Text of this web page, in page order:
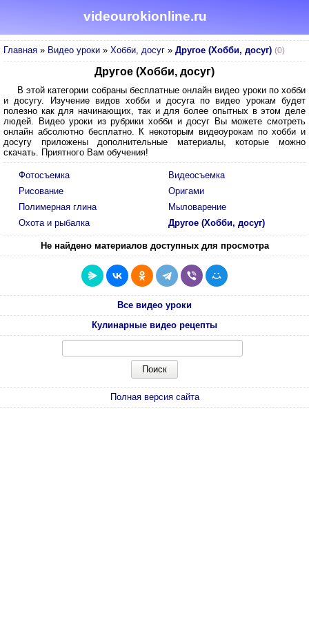
videourokionline.ru
Главная » Видео уроки » Хобби, досуг » Другое (Хобби, досуг) (0)
Другое (Хобби, досуг)
В этой категории собраны бесплатные онлайн видео уроки по хобби
и досугу. Изучение видов хобби и досуга по видео урокам будет
полезно как для начинающих, так и для более опытных в этом деле
людей. Видео уроки из рубрики хобби и досуг Вы можете смотреть
онлайн абсолютно бесплатно. К некоторым видеоурокам по хобби и
досугу приложены дополнительные материалы, которые можно
скачать. Приятного Вам обучения!
Фотосъемка
Видеосъемка
Рисование
Оригами
Полимерная глина
Мыловарение
Охота и рыбалка
Другое (Хобби, досуг)
Не найдено материалов доступных для просмотра
Все видео уроки
Кулинарные видео рецепты
Полная версия сайта